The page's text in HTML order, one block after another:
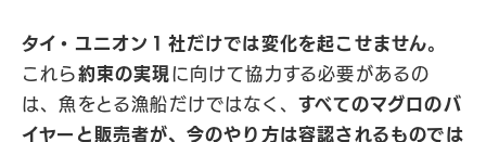
タイ・ユニオン１社だけでは変化を起こせません。
これら約束の実現 に向けて協力する必要があるの
は、魚をとる漁船だけではなく、 すべてのマグロのバ
イヤーと販売者が、今のやり方は容認されるものでは